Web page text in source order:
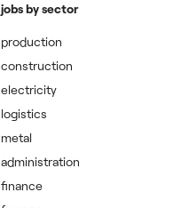
jobs by sector
production
construction
electricity
logistics
metal
administration
finance